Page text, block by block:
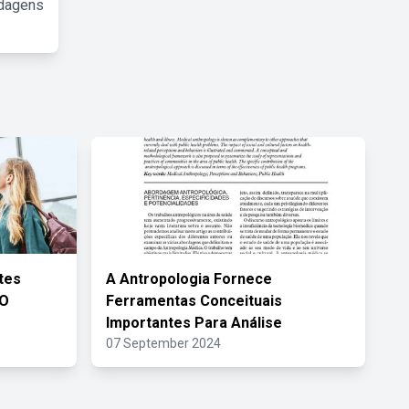
A Antropologia Fornece
Ferramentas Conceituais
Importantes Para Análise
07 September 2024